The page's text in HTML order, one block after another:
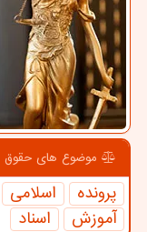
موضوع های حقوق
پرونده اسلامی
آموزش
اسناد